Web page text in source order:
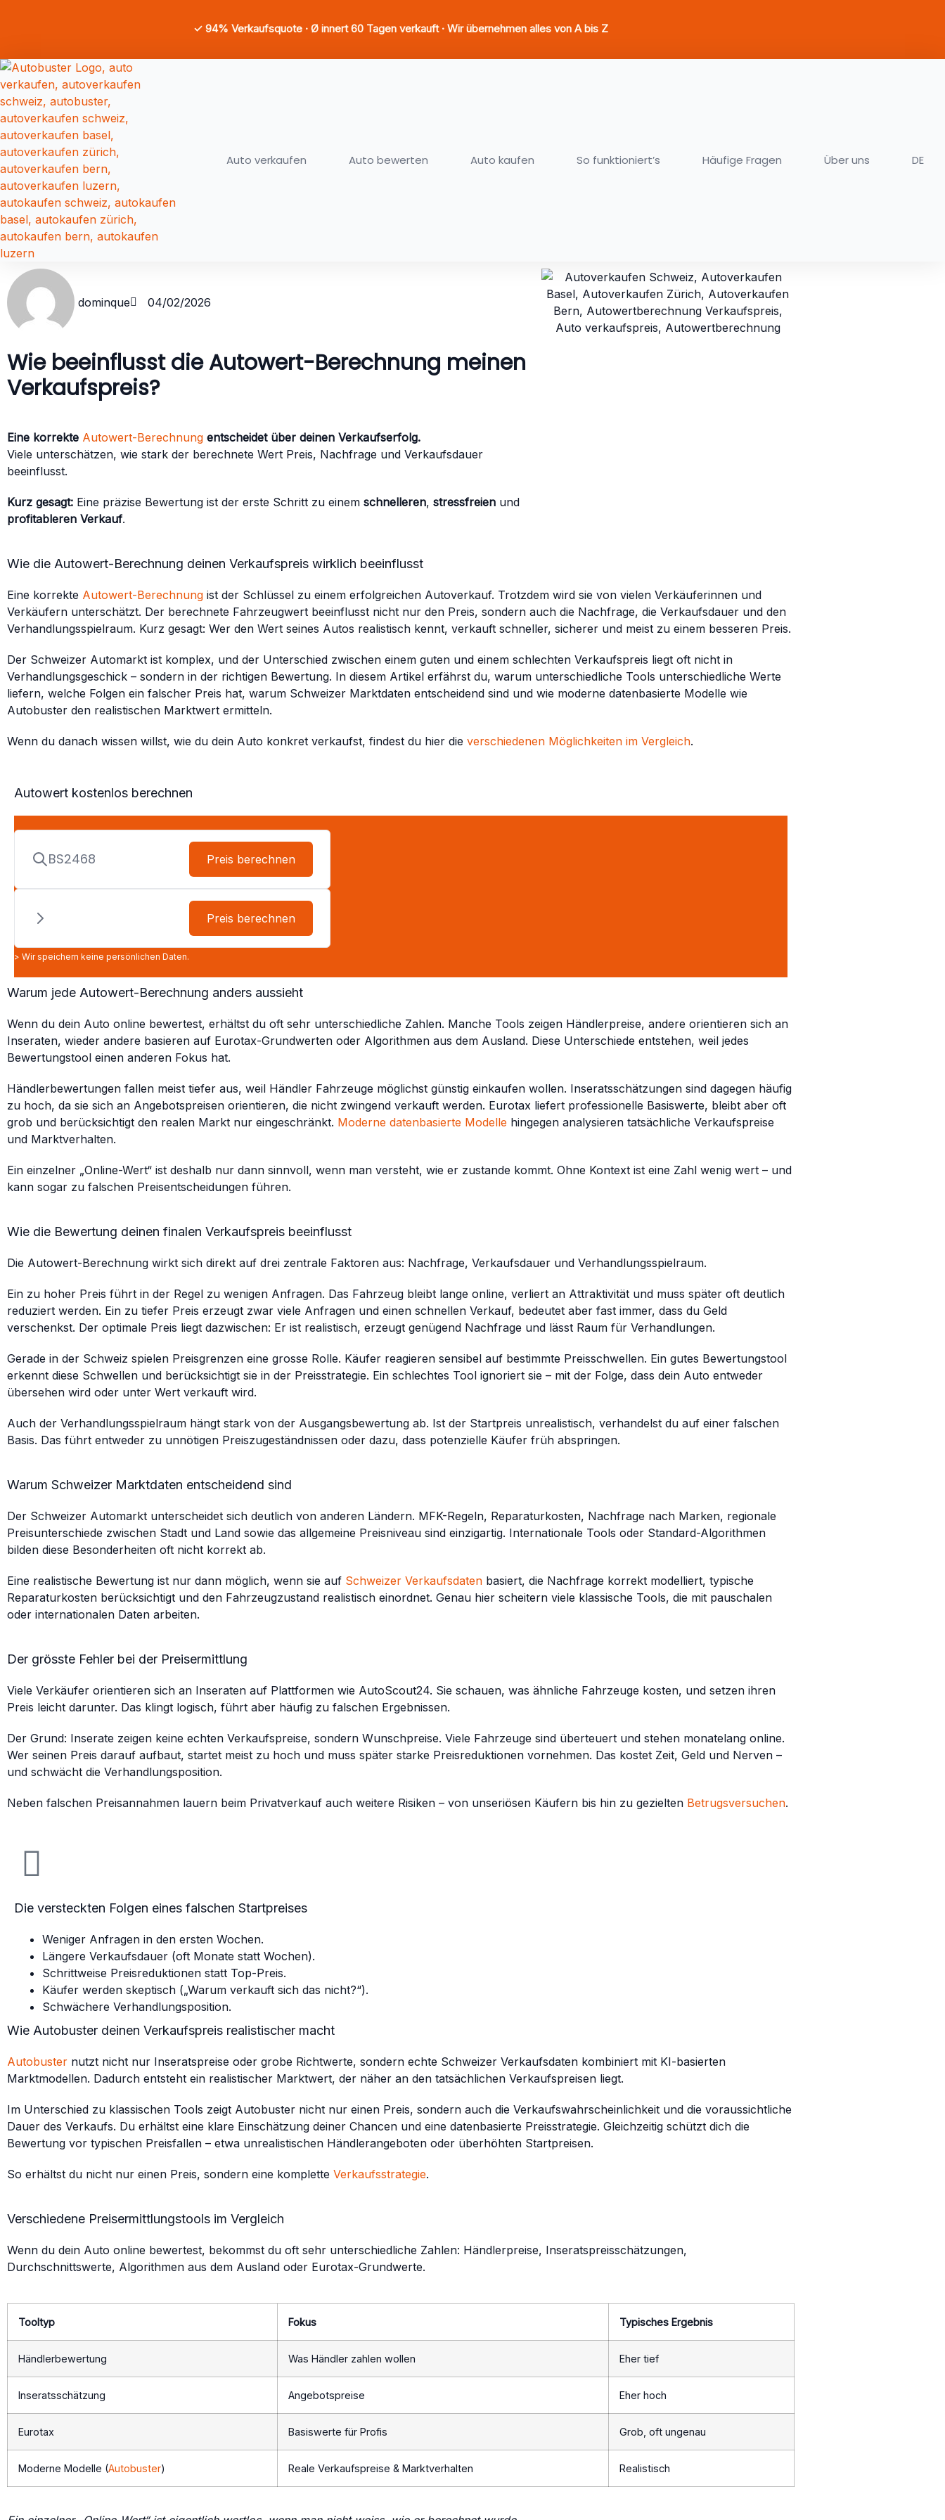
✓ 94% Verkaufsquote · Ø innert 60 Tagen verkauft · Wir übernehmen alles von A bis Z
Auto verkaufen Auto bewerten Auto kaufen So funktioniert’s Häufige Fragen Über uns DE
dominque 04/02/2026
Wie beeinflusst die Autowert-Berechnung meinen
Verkaufspreis?
Eine korrekte Autowert-Berechnung entscheidet über deinen Verkaufserfolg.
Viele unterschätzen, wie stark der berechnete Wert Preis, Nachfrage und Verkaufsdauer
beeinflusst.
Kurz gesagt: Eine präzise Bewertung ist der erste Schritt zu einem schnelleren, stressfreien und
profitableren Verkauf.
Wie die Autowert-Berechnung deinen Verkaufspreis wirklich beeinflusst
Eine korrekte Autowert-Berechnung ist der Schlüssel zu einem erfolgreichen Autoverkauf. Trotzdem wird sie von vielen Verkäuferinnen und
Verkäufern unterschätzt. Der berechnete Fahrzeugwert beeinflusst nicht nur den Preis, sondern auch die Nachfrage, die Verkaufsdauer und den
Verhandlungsspielraum. Kurz gesagt: Wer den Wert seines Autos realistisch kennt, verkauft schneller, sicherer und meist zu einem besseren Preis.
Der Schweizer Automarkt ist komplex, und der Unterschied zwischen einem guten und einem schlechten Verkaufspreis liegt oft nicht in
Verhandlungsgeschick – sondern in der richtigen Bewertung. In diesem Artikel erfährst du, warum unterschiedliche Tools unterschiedliche Werte
liefern, welche Folgen ein falscher Preis hat, warum Schweizer Marktdaten entscheidend sind und wie moderne datenbasierte Modelle wie
Autobuster den realistischen Marktwert ermitteln.
Wenn du danach wissen willst, wie du dein Auto konkret verkaufst, findest du hier die verschiedenen Möglichkeiten im Vergleich.
Autowert kostenlos berechnen
Preis berechnen
Preis berechnen
> Wir speichern keine persönlichen Daten.
Warum jede Autowert-Berechnung anders aussieht
Wenn du dein Auto online bewertest, erhältst du oft sehr unterschiedliche Zahlen. Manche Tools zeigen Händlerpreise, andere orientieren sich an
Inseraten, wieder andere basieren auf Eurotax-Grundwerten oder Algorithmen aus dem Ausland. Diese Unterschiede entstehen, weil jedes
Bewertungstool einen anderen Fokus hat.
Händlerbewertungen fallen meist tiefer aus, weil Händler Fahrzeuge möglichst günstig einkaufen wollen. Inseratsschätzungen sind dagegen häufig
zu hoch, da sie sich an Angebotspreisen orientieren, die nicht zwingend verkauft werden. Eurotax liefert professionelle Basiswerte, bleibt aber oft
grob und berücksichtigt den realen Markt nur eingeschränkt. Moderne datenbasierte Modelle hingegen analysieren tatsächliche Verkaufspreise
und Marktverhalten.
Ein einzelner „Online-Wert“ ist deshalb nur dann sinnvoll, wenn man versteht, wie er zustande kommt. Ohne Kontext ist eine Zahl wenig wert – und
kann sogar zu falschen Preisentscheidungen führen.
Wie die Bewertung deinen finalen Verkaufspreis beeinflusst
Die Autowert-Berechnung wirkt sich direkt auf drei zentrale Faktoren aus: Nachfrage, Verkaufsdauer und Verhandlungsspielraum.
Ein zu hoher Preis führt in der Regel zu wenigen Anfragen. Das Fahrzeug bleibt lange online, verliert an Attraktivität und muss später oft deutlich
reduziert werden. Ein zu tiefer Preis erzeugt zwar viele Anfragen und einen schnellen Verkauf, bedeutet aber fast immer, dass du Geld
verschenkst. Der optimale Preis liegt dazwischen: Er ist realistisch, erzeugt genügend Nachfrage und lässt Raum für Verhandlungen.
Gerade in der Schweiz spielen Preisgrenzen eine grosse Rolle. Käufer reagieren sensibel auf bestimmte Preisschwellen. Ein gutes Bewertungstool
erkennt diese Schwellen und berücksichtigt sie in der Preisstrategie. Ein schlechtes Tool ignoriert sie – mit der Folge, dass dein Auto entweder
übersehen wird oder unter Wert verkauft wird.
Auch der Verhandlungsspielraum hängt stark von der Ausgangsbewertung ab. Ist der Startpreis unrealistisch, verhandelst du auf einer falschen
Basis. Das führt entweder zu unnötigen Preiszugeständnissen oder dazu, dass potenzielle Käufer früh abspringen.
Warum Schweizer Marktdaten entscheidend sind
Der Schweizer Automarkt unterscheidet sich deutlich von anderen Ländern. MFK-Regeln, Reparaturkosten, Nachfrage nach Marken, regionale
Preisunterschiede zwischen Stadt und Land sowie das allgemeine Preisniveau sind einzigartig. Internationale Tools oder Standard-Algorithmen
bilden diese Besonderheiten oft nicht korrekt ab.
Eine realistische Bewertung ist nur dann möglich, wenn sie auf Schweizer Verkaufsdaten basiert, die Nachfrage korrekt modelliert, typische
Reparaturkosten berücksichtigt und den Fahrzeugzustand realistisch einordnet. Genau hier scheitern viele klassische Tools, die mit pauschalen
oder internationalen Daten arbeiten.
Der grösste Fehler bei der Preisermittlung
Viele Verkäufer orientieren sich an Inseraten auf Plattformen wie AutoScout24. Sie schauen, was ähnliche Fahrzeuge kosten, und setzen ihren
Preis leicht darunter. Das klingt logisch, führt aber häufig zu falschen Ergebnissen.
Der Grund: Inserate zeigen keine echten Verkaufspreise, sondern Wunschpreise. Viele Fahrzeuge sind überteuert und stehen monatelang online.
Wer seinen Preis darauf aufbaut, startet meist zu hoch und muss später starke Preisreduktionen vornehmen. Das kostet Zeit, Geld und Nerven –
und schwächt die Verhandlungsposition.
Neben falschen Preisannahmen lauern beim Privatverkauf auch weitere Risiken – von unseriösen Käufern bis hin zu gezielten Betrugsversuchen.
Die versteckten Folgen eines falschen Startpreises
Weniger Anfragen in den ersten Wochen.
Längere Verkaufsdauer (oft Monate statt Wochen).
Schrittweise Preisreduktionen statt Top-Preis.
Käufer werden skeptisch („Warum verkauft sich das nicht?“).
Schwächere Verhandlungsposition.
Wie Autobuster deinen Verkaufspreis realistischer macht
Autobuster nutzt nicht nur Inseratspreise oder grobe Richtwerte, sondern echte Schweizer Verkaufsdaten kombiniert mit KI-basierten
Marktmodellen. Dadurch entsteht ein realistischer Marktwert, der näher an den tatsächlichen Verkaufspreisen liegt.
Im Unterschied zu klassischen Tools zeigt Autobuster nicht nur einen Preis, sondern auch die Verkaufswahrscheinlichkeit und die voraussichtliche
Dauer des Verkaufs. Du erhältst eine klare Einschätzung deiner Chancen und eine datenbasierte Preisstrategie. Gleichzeitig schützt dich die
Bewertung vor typischen Preisfallen – etwa unrealistischen Händlerangeboten oder überhöhten Startpreisen.
So erhältst du nicht nur einen Preis, sondern eine komplette Verkaufsstrategie.
Verschiedene Preisermittlungstools im Vergleich
Wenn du dein Auto online bewertest, bekommst du oft sehr unterschiedliche Zahlen: Händlerpreise, Inseratspreisschätzungen,
Durchschnittswerte, Algorithmen aus dem Ausland oder Eurotax-Grundwerte.
Tooltyp Fokus Typisches Ergebnis
Händlerbewertung Was Händler zahlen wollen Eher tief
Inseratsschätzung Angebotspreise Eher hoch
Eurotax Basiswerte für Profis Grob, oft ungenau
Moderne Modelle (Autobuster) Reale Verkaufspreise & Marktverhalten Realistisch